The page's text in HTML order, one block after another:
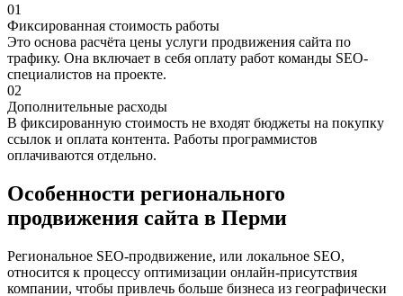
01
Фиксированная стоимость работы
Это основа расчёта цены услуги продвижения сайта по
трафику. Она включает в себя оплату работ команды SEO-
специалистов на проекте.
02
Дополнительные расходы
В фиксированную стоимость не входят бюджеты на покупку
ссылок и оплата контента. Работы программистов
оплачиваются отдельно.
Особенности регионального
продвижения сайта в Перми
Региональное SEO-продвижение, или локальное SEO,
относится к процессу оптимизации онлайн-присутствия
компании, чтобы привлечь больше бизнеса из географически